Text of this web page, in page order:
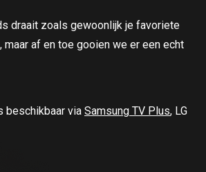
draait zoals gewoonlijk je favoriete
maar af en toe gooien we er een echt
beschikbaar via Samsung TV Plus, LG